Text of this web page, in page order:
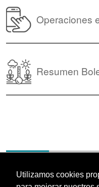
Utilizamos cookies
Operaciones
Resumen
Personales|